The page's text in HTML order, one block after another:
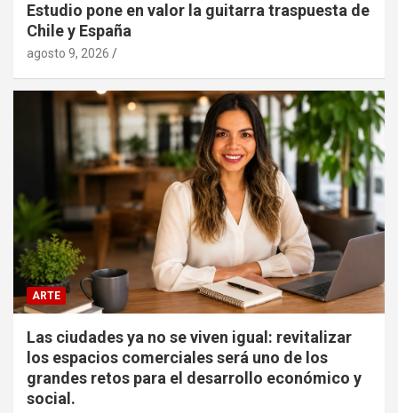
Estudio pone en valor la guitarra traspuesta de
Chile y España
agosto 9, 2026
ARTE
Las ciudades ya no se viven igual: revitalizar
los espacios comerciales será uno de los
grandes retos para el desarrollo económico y
social.